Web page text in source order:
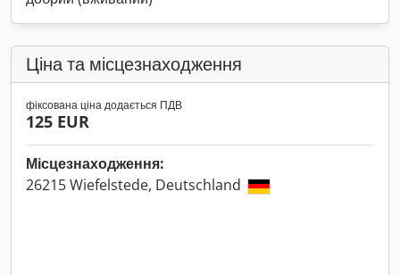
Ціна та місцезнаходження
фіксована ціна додається ПДВ
125 EUR
Місцезнаходження:
26215 Wiefelstede, Deutschland